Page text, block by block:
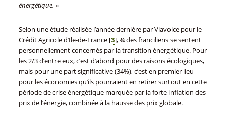
énergétique. »
Selon une étude réalisée l’année dernière par Viavoice pour le
Crédit Agricole d’Ile-de-France[3], ¾ des franciliens se sentent
personnellement concernés par la transition énergétique. Pour
les 2/3 d’entre eux, c’est d’abord pour des raisons écologiques,
mais pour une part significative (34%), c’est en premier lieu
pour les économies qu’ils pourraient en retirer surtout en cette
période de crise énergétique marquée par la forte inflation des
prix de l’énergie, combinée à la hausse des prix globale.